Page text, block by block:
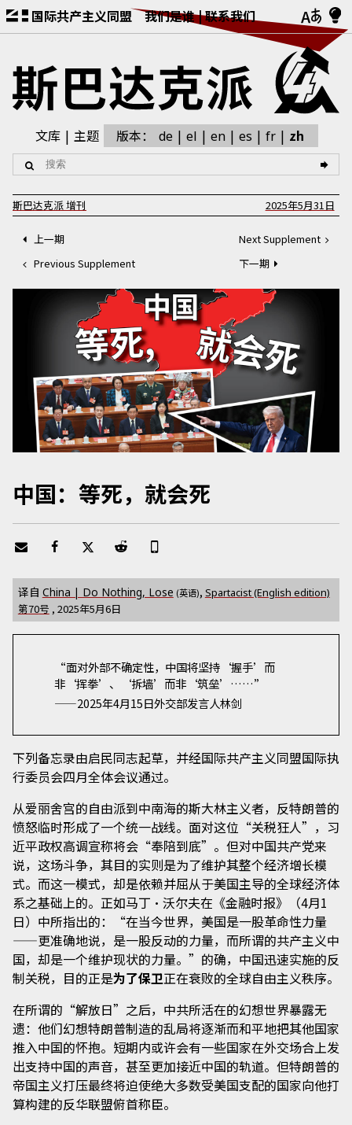
国际共产主义同盟 我们是谁 联系我们
文库 主题 版本： de el en es fr zh
斯巴达克派增刊 2025年5月31日
上一期
Previous Supplement
Next Supplement
下一期
中国：等死，就会死
译自 China | Do Nothing, Lose (英语), Spartacist (English edition)
第70号 , 2025年5月6日
“面对外部不确定性，中国将坚持‘握手’而
非‘挥拳’、‘拆墙’而非‘筑垒’……”
——2025年4月15日外交部发言人林剑
下列备忘录由启民同志起草，并经国际共产主义同盟国际执
行委员会四月全体会议通过。
从爱丽舍宫的自由派到中南海的斯大林主义者，反特朗普的
愤怒临时形成了一个统一战线。面对这位“关税狂人”，习
近平政权高调宣称将会“奉陪到底”。但对中国共产党来
说，这场斗争，其目的实则是为了维护其整个经济增长模
式。而这一模式，却是依赖并屈从于美国主导的全球经济体
系之基础上的。正如马丁·沃尔夫在《金融时报》（4月1
日）中所指出的：“在当今世界，美国是一股革命性力量
——更准确地说，是一股反动的力量，而所谓的共产主义中
国，却是一个维护现状的力量。”的确，中国迅速实施的反
制关税，目的正是为了保卫正在衰败的全球自由主义秩序。
在所谓的“解放日”之后，中共所活在的幻想世界暴露无
遗：他们幻想特朗普制造的乱局将逐渐而和平地把其他国家
推入中国的怀抱。短期内或许会有一些国家在外交场合上发
出支持中国的声音，甚至更加接近中国的轨道。但特朗普的
帝国主义打压最终将迫使绝大多数受美国支配的国家向他打
算构建的反华联盟俯首称臣。